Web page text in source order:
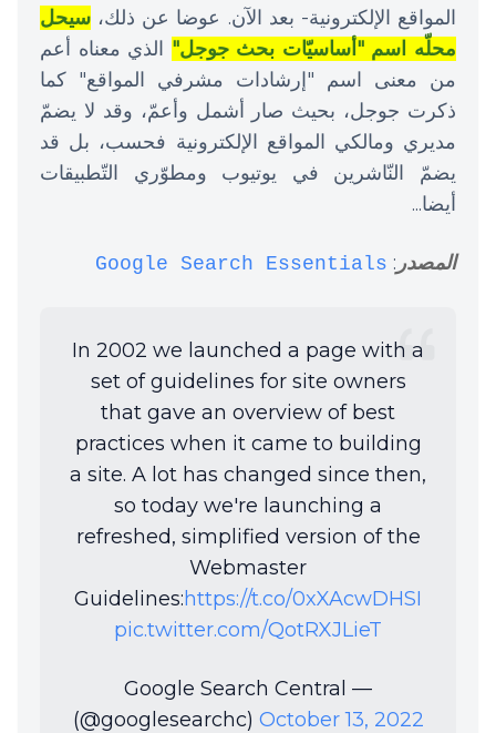
المواقع الإلكترونية- بعد الآن. عوضا عن ذلك، سيحل
محلّه اسم "أساسيّات بحث جوجل" الذي معناه أعم
من معنى اسم "إرشادات مشرفي المواقع" كما
ذكرت جوجل، بحيث صار أشمل وأعمّ، وقد لا يضمّ
مديري ومالكي المواقع الإلكترونية فحسب، بل قد
يضمّ النّاشرين في يوتيوب ومطوّري التّطبيقات
أيضا...
المصدر :
Google Search Essentials
In 2002 we launched a page with a
set of guidelines for site owners
that gave an overview of best
practices when it came to building
a site. A lot has changed since then,
so today we're launching a
refreshed, simplified version of the
Webmaster
Guidelines:https://t.co/0xXAcwDHSI
pic.twitter.com/QotRXJLieT
— Google Search Central
(@googlesearchc) October 13, 2022